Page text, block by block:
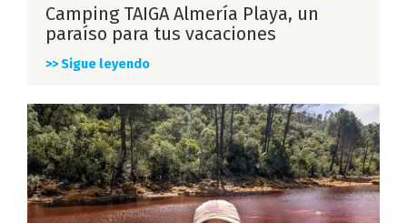
Camping TAIGA Almería Playa, un
paraíso para tus vacaciones
>> Sigue leyendo